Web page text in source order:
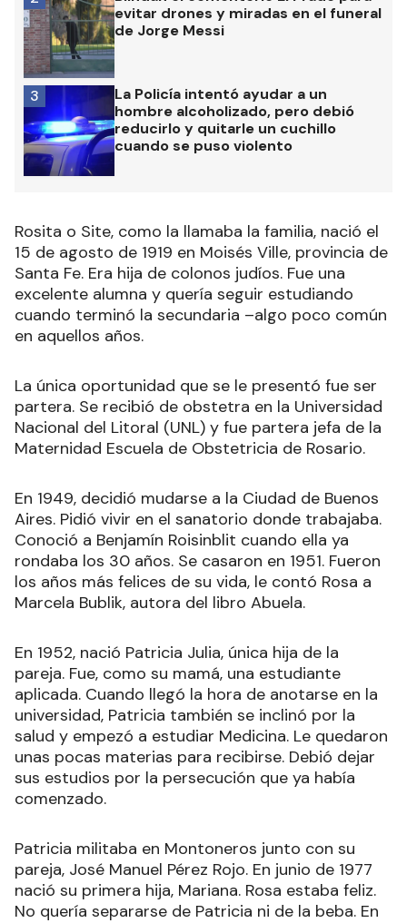
evitar drones y miradas en el funeral
de Jorge Messi
La Policía intentó ayudar a un
hombre alcoholizado, pero debió
reducirlo y quitarle un cuchillo
cuando se puso violento
3
Rosita o Site, como la llamaba la familia, nació el
15 de agosto de 1919 en Moisés Ville, provincia de
Santa Fe. Era hija de colonos judíos. Fue una
excelente alumna y quería seguir estudiando
cuando terminó la secundaria –algo poco común
en aquellos años.
La única oportunidad que se le presentó fue ser
partera. Se recibió de obstetra en la Universidad
Nacional del Litoral (UNL) y fue partera jefa de la
Maternidad Escuela de Obstetricia de Rosario.
En 1949, decidió mudarse a la Ciudad de Buenos
Aires. Pidió vivir en el sanatorio donde trabajaba.
Conoció a Benjamín Roisinblit cuando ella ya
rondaba los 30 años. Se casaron en 1951. Fueron
los años más felices de su vida, le contó Rosa a
Marcela Bublik, autora del libro Abuela.
En 1952, nació Patricia Julia, única hija de la
pareja. Fue, como su mamá, una estudiante
aplicada. Cuando llegó la hora de anotarse en la
universidad, Patricia también se inclinó por la
salud y empezó a estudiar Medicina. Le quedaron
unas pocas materias para recibirse. Debió dejar
sus estudios por la persecución que ya había
comenzado.
Patricia militaba en Montoneros junto con su
pareja, José Manuel Pérez Rojo. En junio de 1977
nació su primera hija, Mariana. Rosa estaba feliz.
No quería separarse de Patricia ni de la beba. En